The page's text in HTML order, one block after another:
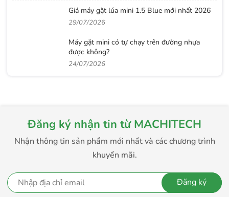
Giá máy gặt lúa mini 1.5 Blue mới nhất 2026
29/07/2026
Máy gặt mini có tự chạy trên đường nhựa
được không?
24/07/2026
Đăng ký nhận tin từ MACHITECH
Nhận thông tin sản phẩm mới nhất và các chương trình
khuyến mãi.
Đăng ký